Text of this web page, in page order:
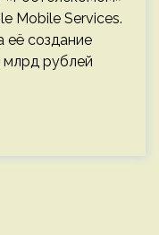
Mobile Services.
её создание
млрд рублей